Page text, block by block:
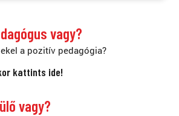
vagy?
a pozitív pedagógia?
kattints ide!
vagy?